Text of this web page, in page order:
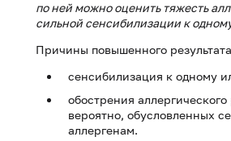
по ней можно оценить тяжесть
сильной сенсибилизации к
Причины повышенного
сенсибилизация к одному
обострения
вероятно, обусловленных
аллергенам.